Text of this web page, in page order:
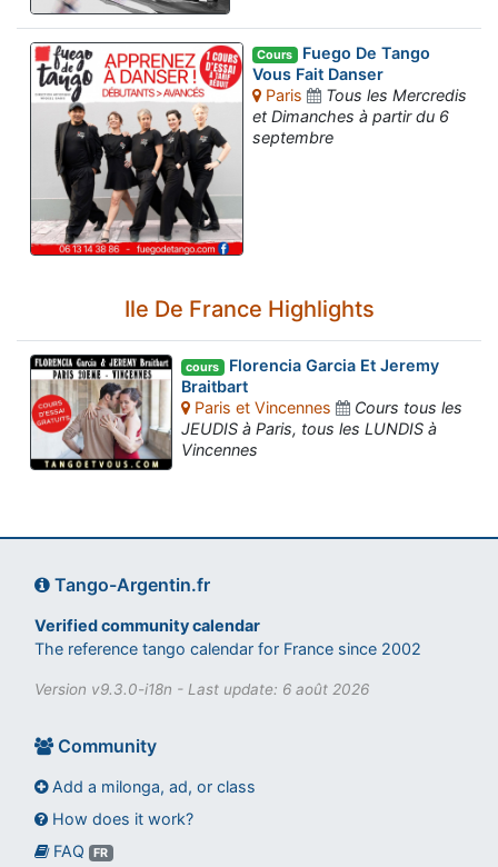
Cours Fuego De Tango
Vous Fait Danser
Paris
Tous les Mercredis
et Dimanches à partir du 6
septembre
Ile De France Highlights
cours Florencia Garcia Et Jeremy
Braitbart
Paris et Vincennes
Cours tous les
JEUDIS à Paris, tous les LUNDIS à
Vincennes
Tango-Argentin.fr
Verified community calendar
The reference tango calendar for France since 2002
Version v9.3.0-i18n - Last update: 6 août 2026
Community
Add a milonga, ad, or class
How does it work?
FAQ
FR
Assistant tango-argentin.fr